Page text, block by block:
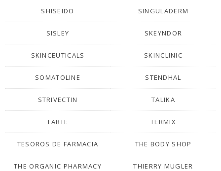
SHISEIDO SINGULADERM
SISLEY SKEYNDOR
SKINCEUTICALS SKINCLINIC
SOMATOLINE STENDHAL
STRIVECTIN TALIKA
TARTE TERMIX
TESOROS DE FARMACIA THE BODY SHOP
THE ORGANIC PHARMACY THIERRY MUGLER